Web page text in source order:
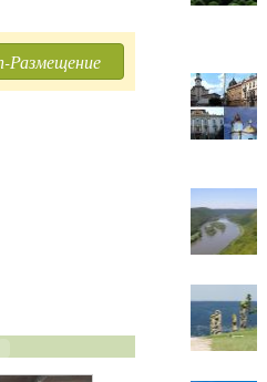
Размещение